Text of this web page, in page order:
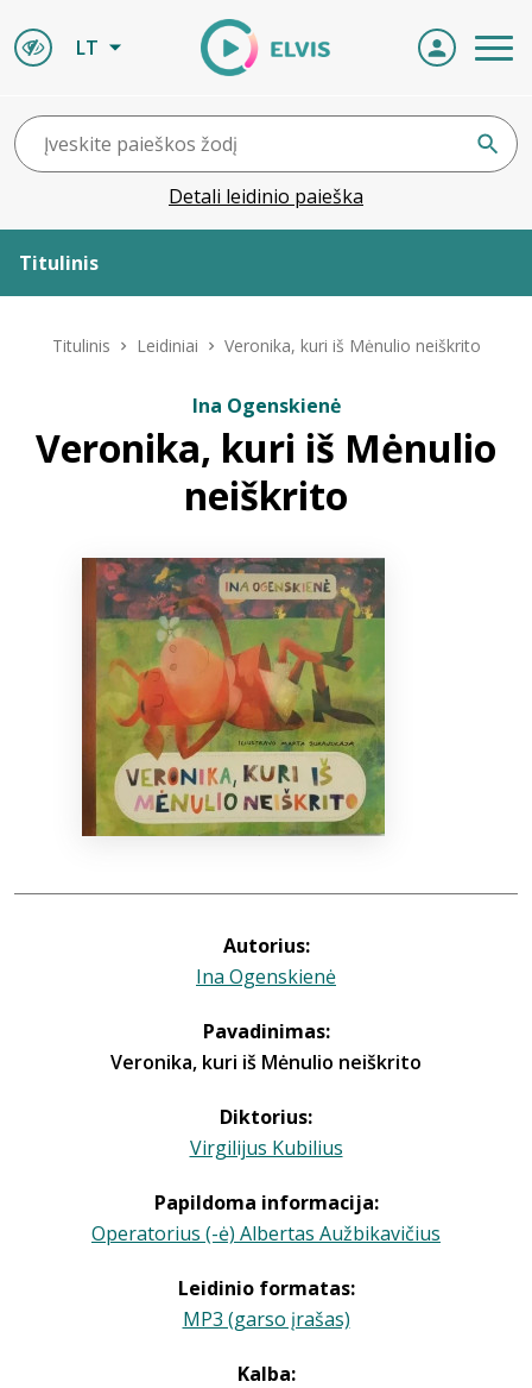
LT
Detali leidinio paieška
Titulinis
ELVIS atvyksta
Bibliotekoms
+370 667 80 541
Titulinis Leidiniai Veronika, kuri iš Mėnulio neiškrito
Ina Ogenskienė
Veronika, kuri iš Mėnulio
neiškrito
Autorius:
Ina Ogenskienė
Pavadinimas:
Veronika, kuri iš Mėnulio neiškrito
Diktorius:
Virgilijus Kubilius
Papildoma informacija:
Operatorius (-ė) Albertas Aužbikavičius
Leidinio formatas:
MP3 (garso įrašas)
Kalba: